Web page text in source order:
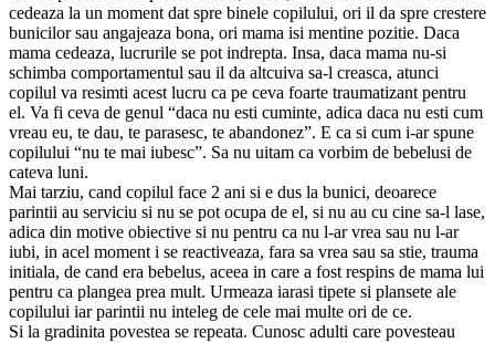
cedeaza la un moment dat spre binele copilului, ori il da spre crestere
bunicilor sau angajeaza bona, ori mama isi mentine pozitie. Daca
mama cedeaza, lucrurile se pot indrepta. Insa, daca mama nu-si
schimba comportamentul sau il da altcuiva sa-l creasca, atunci
copilul va resimti acest lucru ca pe ceva foarte traumatizant pentru
el. Va fi ceva de genul “daca nu esti cuminte, adica daca nu esti cum
vreau eu, te dau, te parasesc, te abandonez”. E ca si cum i-ar spune
copilului “nu te mai iubesc”. Sa nu uitam ca vorbim de bebelusi de
cateva luni.
Mai tarziu, cand copilul face 2 ani si e dus la bunici, deoarece
parintii au serviciu si nu se pot ocupa de el, si nu au cu cine sa-l lase,
adica din motive obiective si nu pentru ca nu l-ar vrea sau nu l-ar
iubi, in acel moment i se reactiveaza, fara sa vrea sau sa stie, trauma
initiala, de cand era bebelus, aceea in care a fost respins de mama lui
pentru ca plangea prea mult. Urmeaza iarasi tipete si plansete ale
copilului iar parintii nu inteleg de cele mai multe ori de ce.
Si la gradinita povestea se repeata. Cunosc adulti care povesteau